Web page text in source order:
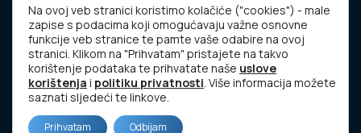
www.plavitelefon.ba
© Copyright 2023 Udruženje “NOVA GENERACIJA”.
Na ovoj veb stranici koristimo kolačiće ("cookies") - male
zapise s podacima koji omogućavaju važne osnovne
funkcije veb stranice te pamte vaše odabire na ovoj
stranici. Klikom na "Prihvatam" pristajete na takvo
korištenje podataka te prihvatate naše uslove
korištenja i politiku privatnosti. Više informacija možete
saznati sljedeći te linkove.
Prihvatam Odbijam